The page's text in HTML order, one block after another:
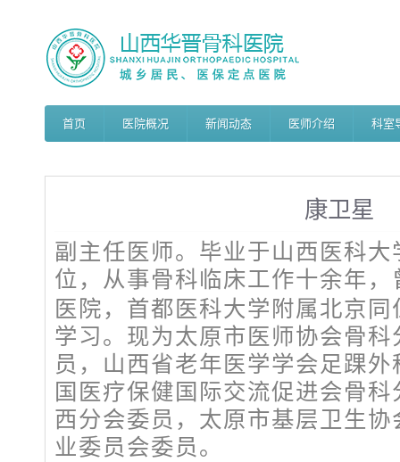
首页 医院概况 新闻动态 医师介绍 科室
康卫星
副主任医师。毕业于山西医科
位，从事骨科临床工作十余年
医院，首都医科大学附属北京
学习。现为太原市医师协会骨
员，山西省老年医学学会足踝
国医疗保健国际交流促进会骨
西分会委员，太原市基层卫生
业委员会委员。